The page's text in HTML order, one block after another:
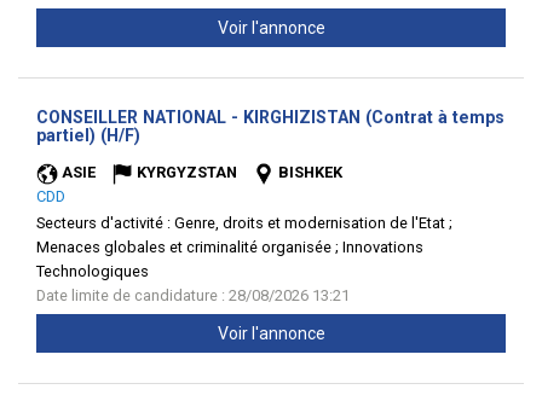
Voir l'annonce
CONSEILLER NATIONAL - KIRGHIZISTAN (Contrat à temps
partiel) (H/F)
ASIE KYRGYZSTAN
BISHKEK
CDD
Secteurs d'activité : Genre, droits et modernisation de l'Etat ;
Menaces globales et criminalité organisée ; Innovations
Technologiques
Date limite de candidature : 28/08/2026 13:21
Voir l'annonce